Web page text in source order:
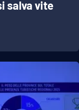
salva vite